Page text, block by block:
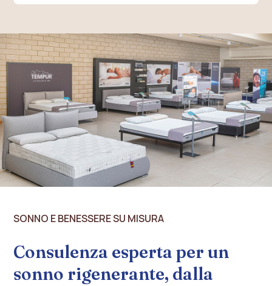
SONNO E BENESSERE SU MISURA
Consulenza esperta per un
sonno rigenerante, dalla